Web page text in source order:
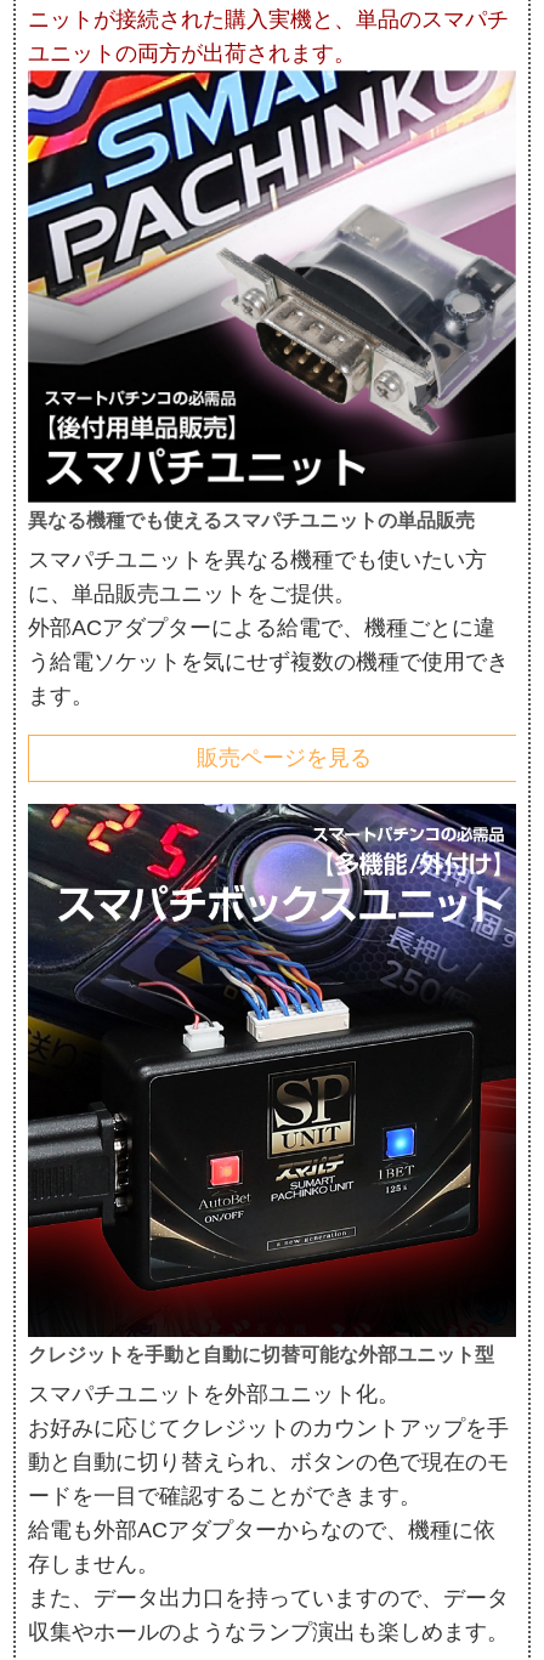
ニットが接続された購入実機と、単品のスマパチ
ユニットの両方が出荷されます。
異なる機種でも使えるスマパチユニットの単品販売
スマパチユニットを異なる機種でも使いたい方
に、単品販売ユニットをご提供。
外部ACアダプターによる給電で、機種ごとに違
う給電ソケットを気にせず複数の機種で使用でき
ます。
販売ページを見る
クレジットを手動と自動に切替可能な外部ユニット型
スマパチユニットを外部ユニット化。
お好みに応じてクレジットのカウントアップを手
動と自動に切り替えられ、ボタンの色で現在のモ
ードを一目で確認することができます。
給電も外部ACアダプターからなので、機種に依
存しません。
また、データ出力口を持っていますので、データ
収集やホールのようなランプ演出も楽しめます。